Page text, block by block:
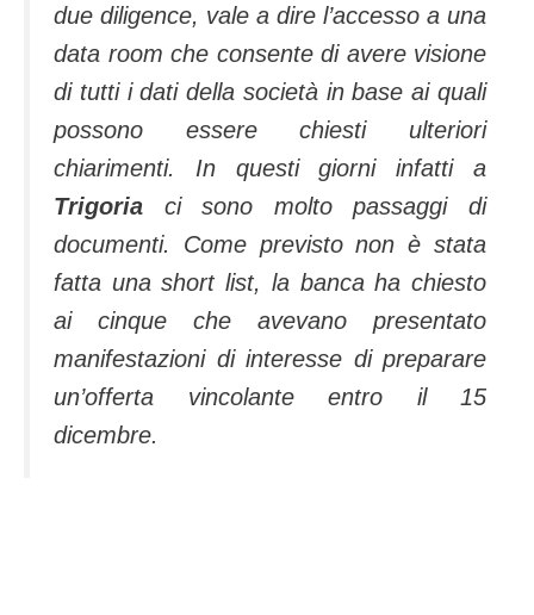
due di­ligence, vale a dire l’accesso a una
data room che consente di avere visione
di tutti i dati della società in base ai quali
possono essere chiesti ulteriori
chiarimenti. In questi giorni infatti a
Trigoria ci sono molto passaggi di
documenti. Come previsto non è stata
fatta una short list, la banca ha chiesto
ai cinque che avevano presentato
manifestazioni di interesse di preparare
un’offerta vincolante entro il 15
dicembre.